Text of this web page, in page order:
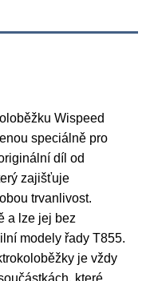
Wispeed
speciálně pro
díl od
zajišťuje
trvanlivost.
a lze jej bez
modely řady T855.
je vždy